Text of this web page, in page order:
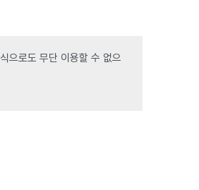
으로도 무단 이용할 수 없으